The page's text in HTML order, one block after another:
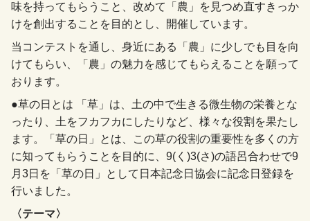
味を持ってもらうこと、改めて「農」を見つめ直すきっか
けを創出することを目的とし、開催しています。
当コンテストを通し、身近にある「農」に少しでも目を向
けてもらい、「農」の魅力を感じてもらえることを願って
おります。
●草の日とは 「草」は、土の中で生きる微生物の栄養とな
ったり、土をフカフカにしたりなど、様々な役割を果たし
ます。「草の日」とは、この草の役割の重要性を多くの方
に知ってもらうことを目的に、9(く)3(さ)の語呂合わせで9
月3日を「草の日」として日本記念日協会に記念日登録を
行いました。
〈テーマ〉